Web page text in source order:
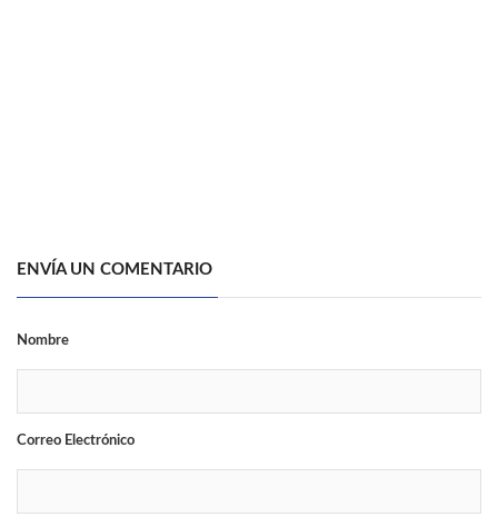
ENVÍA UN COMENTARIO
Nombre
Correo Electrónico